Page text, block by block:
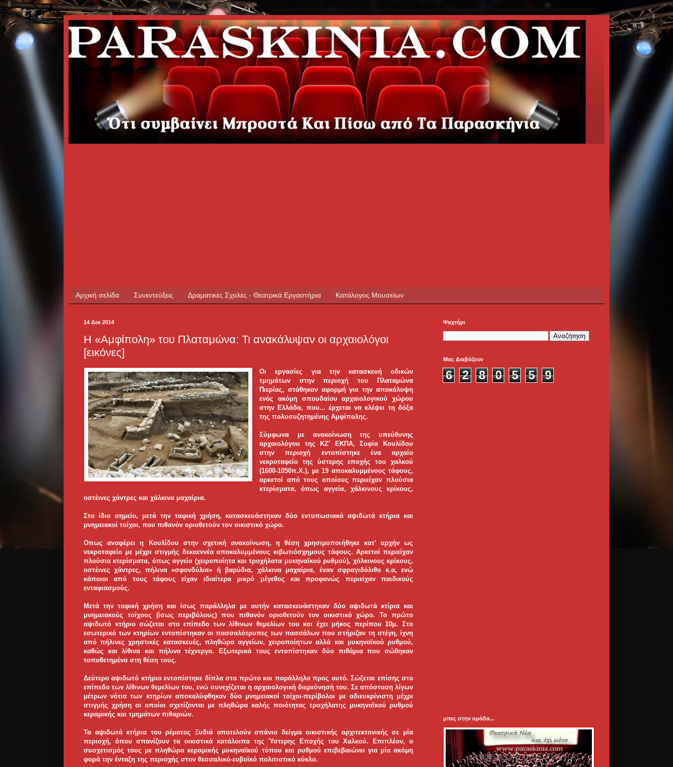
Αρχική σελίδα Συνεντεύξεις Δραματικές Σχολές - Θεατρικά Εργαστήρια Κατάλογος Μουσείων
14 Δεκ 2014
Η «Αμφίπολη» του Πλαταμώνα: Τι ανακάλυψαν οι αρχαιολόγοι
[εικόνες]
Οι εργασίες για την κατασκευή οδικών
τμημάτων στην περιοχή του Πλαταμώνα
Πιερίας, στάθηκαν αφορμή για την αποκάλυψη
ενός ακόμη σπουδαίου αρχαιολογικού χώρου
στην Ελλάδα, που... έρχεται να κλέψει τη δόξα
της πολυσυζητημένης Αμφίπολης.
Σύμφωνα με ανακοίνωση της υπεύθυνης
αρχαιολόγου της ΚΖ' ΕΚΠΑ, Σοφία Κουλίδου
στην περιοχή εντοπίστηκε ένα αρχαίο
νεκροταφείο της ύστερης εποχής του χαλκού
(1600-1050π.Χ.), με 19 αποκαλυμμένους τάφους,
αρκετοί από τους οποίους περιείχαν πλούσια
κτερίσματα, όπως αγγεία, χάλκινους κρίκους,
οστέινες χάντρες και χάλκινα μαχαίρια.
Στο ίδιο σημείο, μετά την ταφική χρήση, κατασκευάστηκαν δύο εντυπωσιακά αψιδωτά κτήρια και
μνημειακοί τοίχοι, που πιθανόν οριοθετούν τον οικιστικό χώρο.
Οπως αναφέρει η Κουλίδου στην σχετική ανακοίνωση, η θέση χρησιμοποιήθηκε κατ’ αρχήν ως
νεκροταφείο με μέχρι στιγμής δεκαεννέα αποκαλυμμένους κιβωτιόσχημους τάφους. Αρκετοί περιείχαν
πλούσια κτερίσματα, όπως αγγεία (χειροποίητα και τροχήλατα μυκηναϊκού ρυθμού), χάλκινους κρίκους,
οστέινες χάντρες, πήλινα «σφονδύλια» ή βαρύδια, χάλκινα μαχαίρια, έναν σφραγιδόλιθο κ.α, ενώ
κάποιοι από τους τάφους είχαν ιδιαίτερα μικρό μέγεθος και προφανώς περιείχαν παιδικούς
ενταφιασμούς.
Μετά την ταφική χρήση και ίσως παράλληλα με αυτήν κατασκευάστηκαν δύο αψιδωτά κτίρια και
μνημειακούς τοίχους (ίσως περιβόλους) που πιθανόν οριοθετούν τον οικιστικό χώρο. Το πρώτο
αψιδωτό κτήριο σώζεται στο επίπεδο των λίθινων θεμελίων του και έχει μήκος περίπου 10μ. Στο
εσωτερικό των κτηρίων εντοπίστηκαν οι πασσαλότρυπες των πασσάλων που στήριζαν τη στέγη, ίχνη
από πήλινες χρηστικές κατασκευές, πληθώρα αγγείων, χειροποίητων αλλά και μυκηναϊκού ρυθμού,
καθώς και λίθινα και πήλινα τέχνεργα. Εξωτερικά τους εντοπίστηκαν δύο πιθάρια που σώθηκαν
τοποθετημένα στη θέση τους.
Δεύτερο αψιδωτό κτήριο εντοπίστηκε δίπλα στο πρώτο και παράλληλα προς αυτό. Σώζεται επίσης στο
επίπεδο των λίθινων θεμελίων του, ενώ συνεχίζεται η αρχαιολογική διερεύνησή του. Σε απόσταση λίγων
μέτρων νότια των κτηρίων αποκαλύφθηκαν δύο μνημειακοί τοίχοι-περίβολοι με αδιευκρίνιστη μέχρι
στιγμής χρήση οι οποίοι σχετίζονται με πληθώρα καλής ποιότητας τροχήλατης μυκηναϊκού ρυθμού
κεραμικής και τμημάτων πιθαριών.
Τα αψιδωτά κτήρια του ρέματος Ξυδιά αποτελούν σπάνιο δείγμα οικιστικής αρχιτεκτονικής σε μία
περιοχή, όπου σπανίζουν τα οικιστικά κατάλοιπα της Ύστερης Εποχής του Χαλκού. Επιπλέον, ο
συσχετισμός τους με πληθώρα κεραμικής μυκηναϊκού τύπου και ρυθμού επιβεβαιώνει για μία ακόμη
φορά την ένταξη της περιοχής στον θεσσαλικό-ευβοϊκό πολιτιστικό κύκλο.
Ψαχτήρι
Μας Διαβάζουν
6 2 8 0 5 5 9
μπες στην ομάδα...